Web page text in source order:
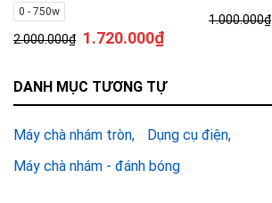
0 - 750w
2.000.000₫ 1.720.000₫
1.000.000₫
DANH MỤC TƯƠNG TỰ
Máy chà nhám tròn
Dụng cụ điện
Máy chà nhám - đánh bóng